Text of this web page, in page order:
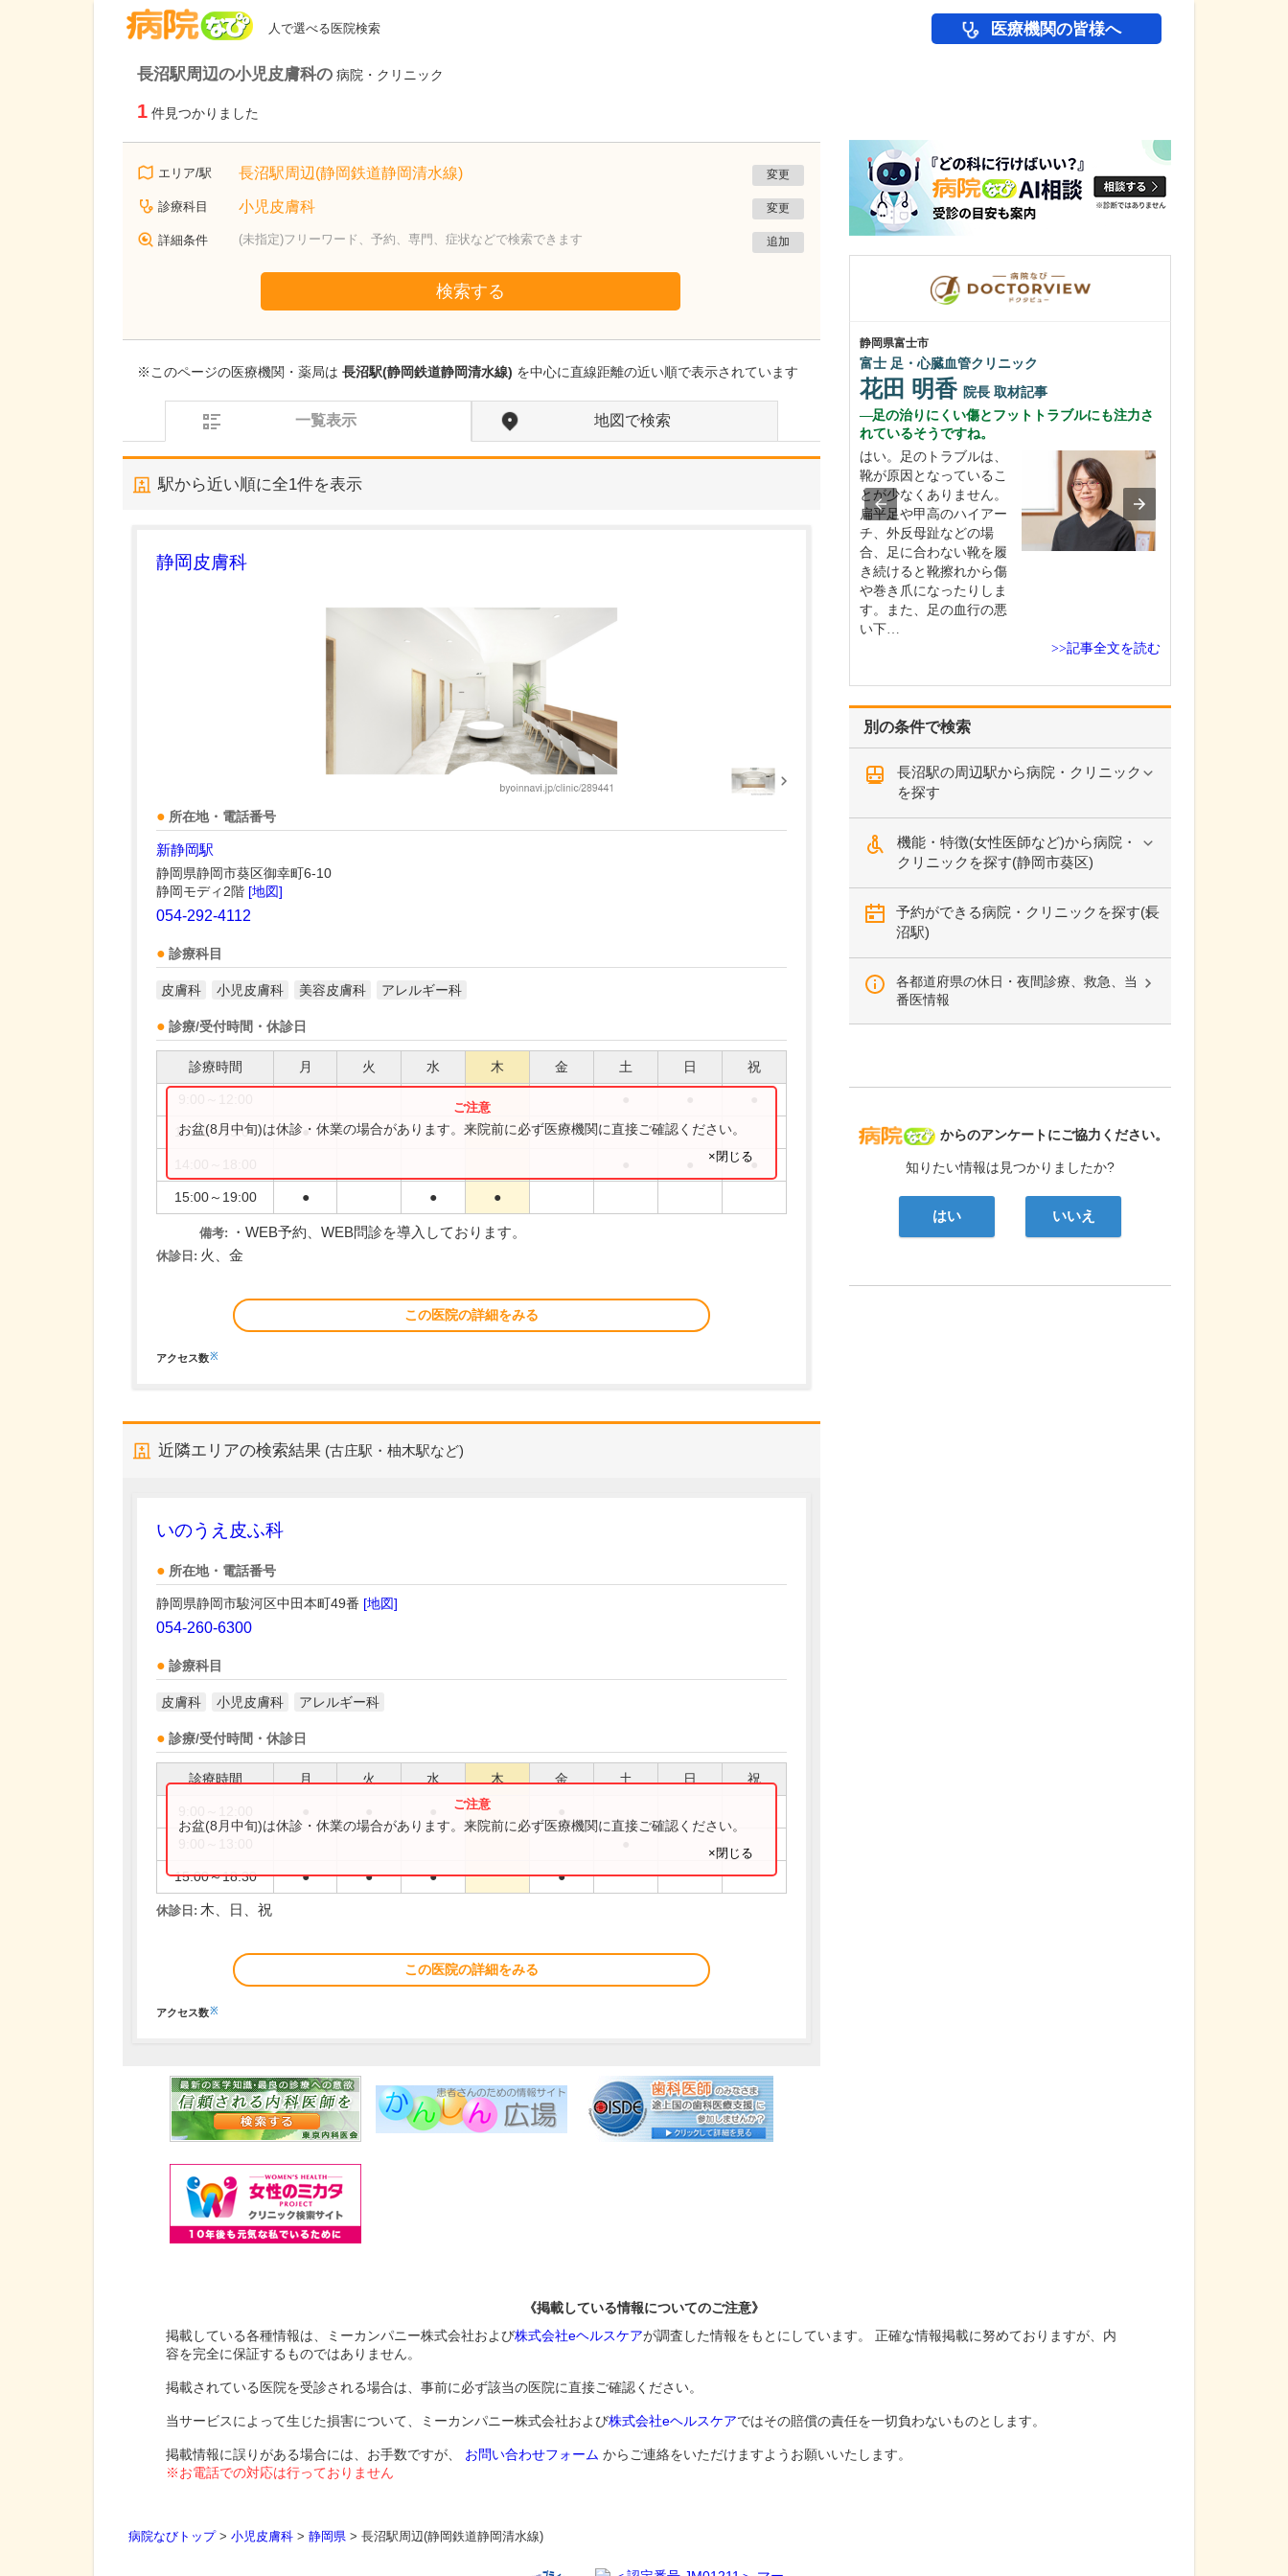
人で選べる医院検索 医療機関の皆様へ
長沼駅周辺の小児皮膚科の 病院・クリニック
1 件見つかりました
エリア/駅 長沼駅周辺(静岡鉄道静岡清水線) 変更
診療科目 小児皮膚科 変更
詳細条件 (未指定)フリーワード、予約、専門、症状などで検索できます 追加
検索する
※このページの医療機関・薬局は 長沼駅(静岡鉄道静岡清水線) を中心に直線距離の近い順で表示されています
一覧表示 地図で検索
駅から近い順に全1件を表示
静岡皮膚科
所在地・電話番号
新静岡駅
静岡県静岡市葵区御幸町6-10
静岡モディ2階 [地図]
054-292-4112
診療科目
皮膚科 小児皮膚科 美容皮膚科 アレルギー科
診療/受付時間・休診日
診療時間 月 火 水 木 金 土 日 祝
10:00～13:00 ● ● ●
●
15:00～19:00 ● ● ●
お盆(8月中旬)は休診・休業の場合があります。来院前に必ず医療機関に直接ご確認ください。
×閉じる
備考: ・WEB予約、WEB問診を導入しております。
休診日: 火、金
この医院の詳細をみる
アクセス数※
近隣エリアの検索結果 (古庄駅・柚木駅など)
いのうえ皮ふ科
所在地・電話番号
静岡県静岡市駿河区中田本町49番 [地図]
054-260-6300
診療科目
皮膚科 小児皮膚科 アレルギー科
診療/受付時間・休診日
診療時間 月 火 水 木 金 土 日 祝
15:00～18:30 ● ● ● ●
お盆(8月中旬)は休診・休業の場合があります。来院前に必ず医療機関に直接ご確認ください。
×閉じる
休診日: 木、日、祝
この医院の詳細をみる
アクセス数※
別の条件で検索
長沼駅の周辺駅から病院・クリニック
を探す
機能・特徴(女性医師など)から病院・
クリニックを探す(静岡市葵区)
予約ができる病院・クリニックを探す(長
沼駅)
各都道府県の休日・夜間診療、救急、当
番医情報
病院なび
からのアンケートにご協力ください。
知りたい情報は見つかりましたか?
はい いいえ
静岡県静岡市葵区
ひびのクリニック
幅広い診療に対応されている中でも、特に力を
入れている分野があれば教えてください。
勤務医時代、がんで苦し
院で過敏性腸炎と診断さ
静岡県富士市
富士 足・心臓血管クリニック
花田 明香 院長 取材記事
足の治りにくい傷とフットトラブルにも注力さ
れているそうですね。
はい。足のトラブルは、
靴が原因となっているこ
とが少なくありません。
扁平足や甲高のハイアー
チ、外反母趾などの場
合、足に合わない靴を履
き続けると靴擦れから傷
や巻き爪になったりしま
す。また、足の血行の悪
い下…
>>記事全文を読む
《掲載している情報についてのご注意》
掲載している各種情報は、ミーカンパニー株式会社および株式会社eヘルスケアが調査した情報をもとにしています。 正確な情報掲載に努めておりますが、内
容を完全に保証するものではありません。
掲載されている医院を受診される場合は、事前に必ず該当の医院に直接ご確認ください。
当サービスによって生じた損害について、ミーカンパニー株式会社および株式会社eヘルスケアではその賠償の責任を一切負わないものとします。
掲載情報に誤りがある場合には、お手数ですが、 お問い合わせフォーム からご連絡をいただけますようお願いいたします。
※お電話での対応は行っておりません
病院なびトップ> 小児皮膚科 > 静岡県 > 長沼駅周辺(静岡鉄道静岡清水線)